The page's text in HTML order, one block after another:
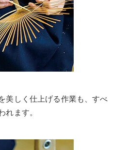
美しく仕上げる作業も、すべ
れます。